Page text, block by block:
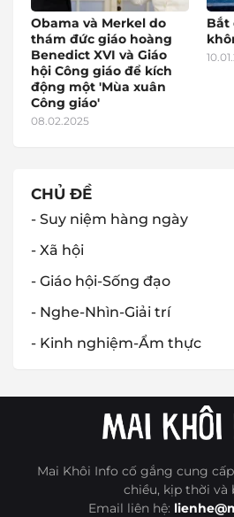
Obama và Merkel do
thám đức giáo hoàng
Benedict XVI và Giáo
hội Công giáo để kích
động một 'Mùa xuân
Công giáo'
08.02.2025
Bắt
CHỦ ĐỀ
- Suy niệm hàng ngày
- Xã hội
- Giáo hội-Sống đạo
- Nghe-Nhìn-Giải trí
- Kinh nghiệm-Ẩm thực
Mai Khôi Info cố gắng cung
chiều, kịp thời và
Email liên hệ: